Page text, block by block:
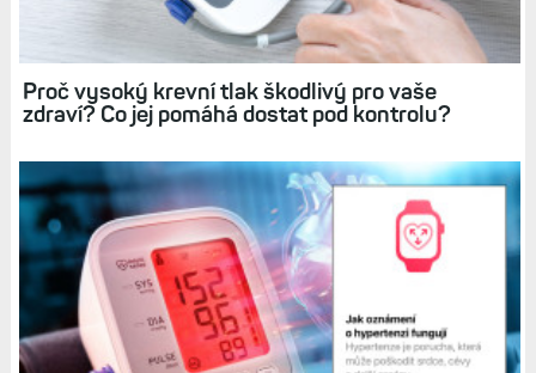
Index BPM konečně koupíte i u nás. Jak
sledovat tlak v Connectu?